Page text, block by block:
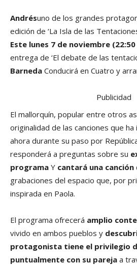
Andrésuno de los grandes
edición de ‘La Isla de las
Este lunes 7 de noviembre
entrega de ‘El debate de las
Barneda Conducirá en Cuatro y
Publicidad
El mallorquín, popular entre otros
originalidad de las canciones que
ahora durante su paso por
responderá a preguntas sobre su
programa Y cantará una canción
grabaciones del espacio que, por
inspirada en Paola.
El programa ofrecerá amplio
vivido en ambos pueblos y
protagonista tiene el privilegio
puntualmente con su pareja a